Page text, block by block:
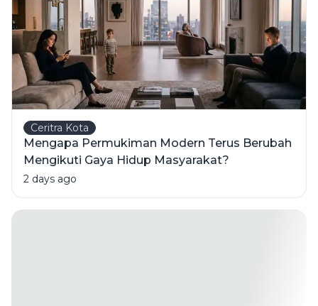
Ceritra Kota
Mengapa Permukiman Modern Terus Berubah
Mengikuti Gaya Hidup Masyarakat?
2 days ago